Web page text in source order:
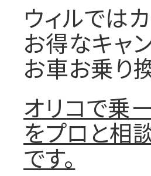
ウィルでは
お得なキャ
お車お乗り
オリコで乗
をプロと相
です。